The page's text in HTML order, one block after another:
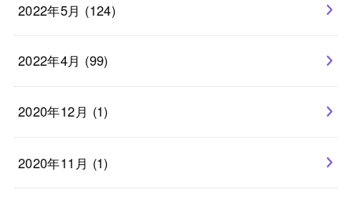
2022年5月 (124)
2022年4月 (99)
2020年12月 (1)
2020年11月 (1)